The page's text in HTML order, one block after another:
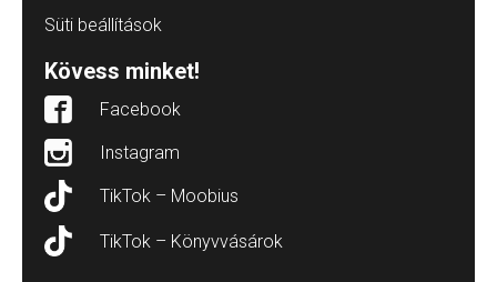
Süti beállítások
Kövess minket!
Facebook
Instagram
TikTok – Moobius
TikTok – Könyvvásárok